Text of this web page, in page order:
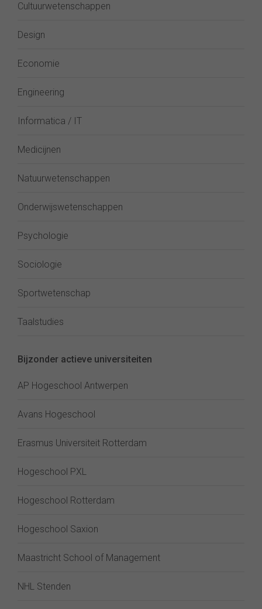
Cultuurwetenschappen
Design
Economie
Engineering
Informatica / IT
Medicijnen
Natuurwetenschappen
Onderwijswetenschappen
Psychologie
Sociologie
Sportwetenschap
Taalstudies
Bijzonder actieve universiteiten
AP Hogeschool Antwerpen
Avans Hogeschool
Erasmus Universiteit Rotterdam
Hogeschool PXL
Hogeschool Rotterdam
Hogeschool Saxion
Maastricht School of Management
NHL Stenden